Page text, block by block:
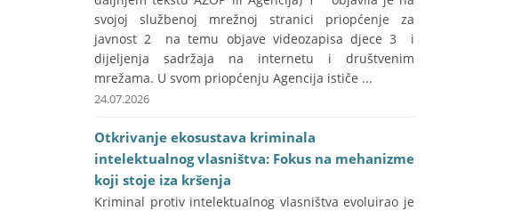
svojoj službenoj mrežnoj stranici priopćenje za
javnost 2 na temu objave videozapisa djece 3 i
dijeljenja sadržaja na internetu i društvenim
mrežama. U svom priopćenju Agencija ističe ...
24.07.2026
Otkrivanje ekosustava kriminala
intelektualnog vlasništva: Fokus na mehanizme
koji stoje iza kršenja
Kriminal protiv intelektualnog vlasništva evoluirao je